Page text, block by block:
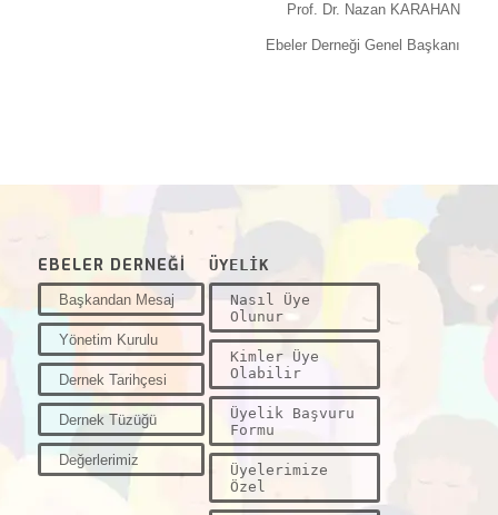
Prof. Dr. Nazan KARAHAN
Ebeler Derneği Genel Başkanı
EBELER DERNEĞİ
Başkandan Mesaj
Yönetim Kurulu
Dernek Tarihçesi
Dernek Tüzüğü
Değerlerimiz
ÜYELİK
Nasıl Üye
Olunur
Kimler Üye
Olabilir
Üyelik Başvuru
Formu
Üyelerimize
Özel